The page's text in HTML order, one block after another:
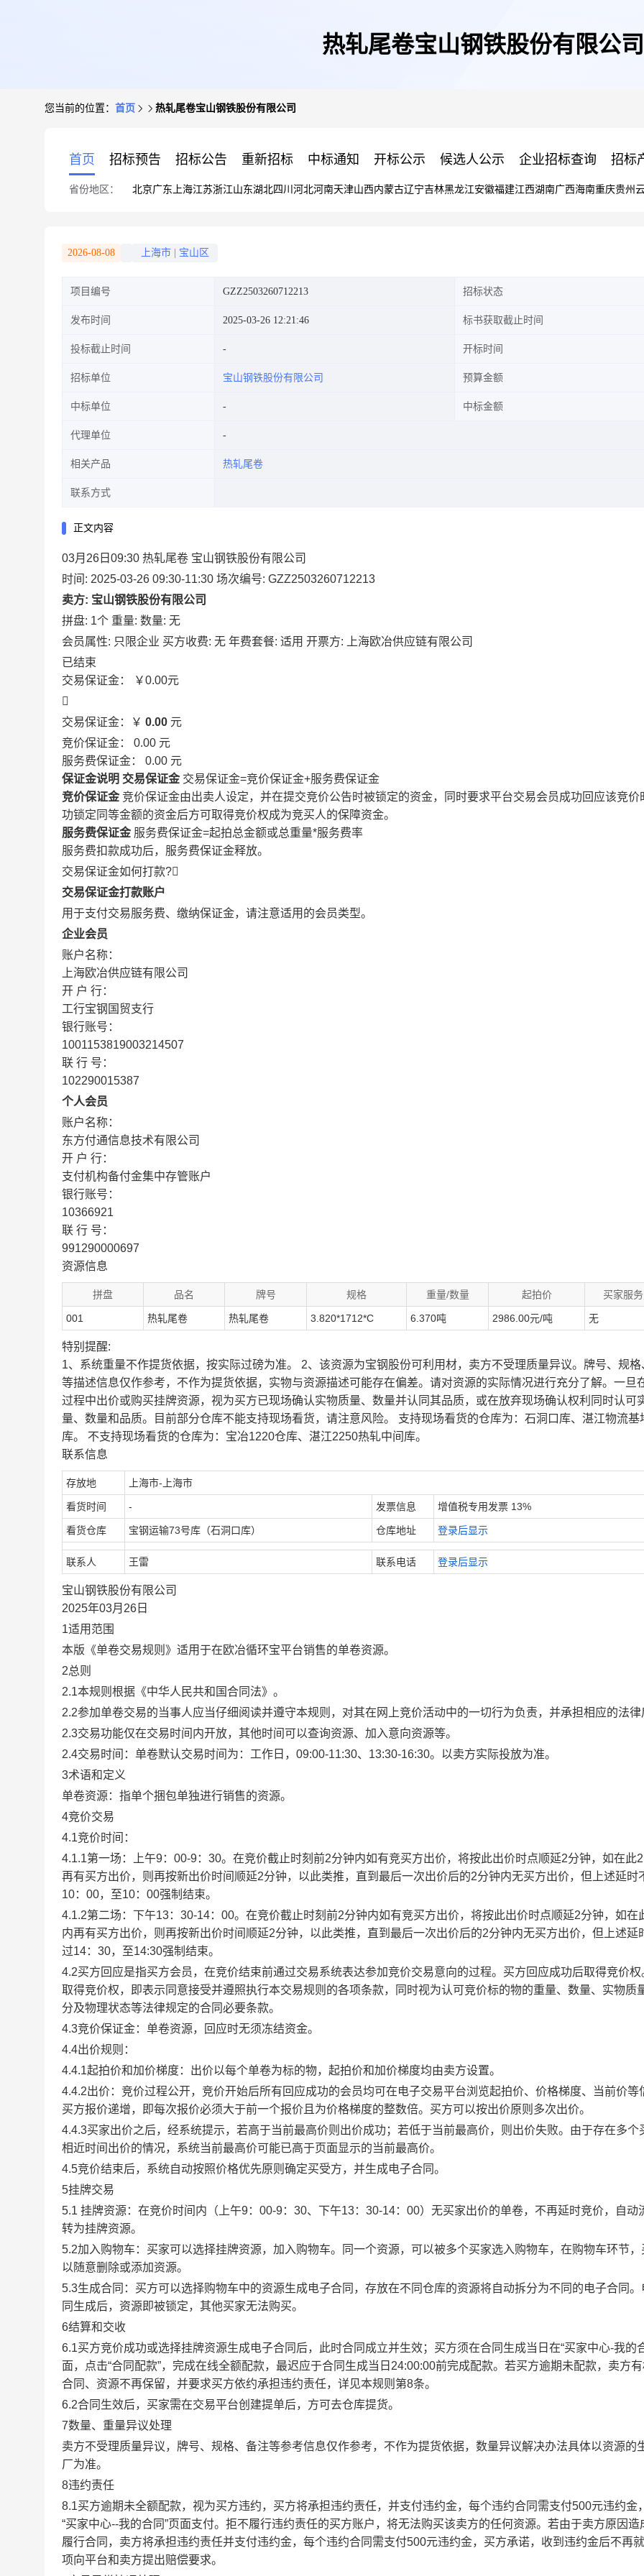
热轧尾卷宝山钢铁股份有限公司
您当前的位置： 首页 热轧尾卷宝山钢铁股份有限公司
首页 招标预告 招标公告 重新招标 中标通知 开标公示 候选人公示 企业招标查询 招标
省份地区： 北京广东 上海江苏浙江山东湖北四川 河北河南天津山西内蒙古辽宁吉林黑龙江安徽福建江西湖南广西海南重庆贵州
2026-08-08 上海市 宝山区
项目编号 GZZ2503260712213 招标状态
发布时间 2025-03-26 12:21:46 标书获取截止时间
投标截止时间 开标时间
招标单位 宝山钢铁股份有限公司 预算金额
中标单位 中标金额
代理单位
相关产品 热轧尾卷
联系方式
正文内容
03月26日09:30 热轧尾卷 宝山钢铁股份有限公司
时间: 2025-03-26 09:30-11:30 场次编号: GZZ2503260712213
卖方: 宝山钢铁股份有限公司
拼盘: 1个 重量: 数量: 无
会员属性: 只限企业 买方收费: 无 年费套餐: 适用 开票方: 上海欧冶供应链有限公司
已结束
交易保证金：
￥0.00元

交易保证金：￥ 0.00 元
竞价保证金： 0.00 元
服务费保证金： 0.00 元
保证金说明 交易保证金 交易保证金=竞价保证金+服务费保证金
竞价保证金 竞价保证金由出卖人设定，并在提交竞价公告时被锁定的资金，同时要求平台交易会员成功回应该竞价
功锁定同等金额的资金后方可取得竞价权成为竞买人的保障资金。
服务费保证金 服务费保证金=起拍总金额或总重量*服务费率
服务费扣款成功后，服务费保证金释放。
交易保证金如何打款?
交易保证金打款账户
用于支付交易服务费、缴纳保证金，请注意适用的会员类型。
企业会员
账户名称：
上海欧冶供应链有限公司
开 户 行：
工行宝钢国贸支行
银行账号：
1001153819003214507
联 行 号：
102290015387
个人会员
账户名称：
东方付通信息技术有限公司
开 户 行：
支付机构备付金集中存管账户
银行账号：
10366921
联 行 号：
991290000697
资源信息
拼盘 品名 牌号 规格 重量/数量 起拍价 买家服
001 热轧尾卷 热轧尾卷 3.820*1712*C 6.370吨 2986.00元/吨 无
特别提醒:
1、系统重量不作提货依据，按实际过磅为准。 2、该资源为宝钢股份可利用材，卖方不受理质量异议。牌号、规格
等描述信息仅作参考，不作为提货依据，实物与资源描述可能存在偏差。请对资源的实际情况进行充分了解。一旦
过程中出价或购买挂牌资源，视为买方已现场确认实物质量、数量并认同其品质，或在放弃现场确认权利同时认可
量、数量和品质。目前部分仓库不能支持现场看货，请注意风险。 支持现场看货的仓库为：石洞口库、湛江物流基
库。 不支持现场看货的仓库为：宝冶1220仓库、湛江2250热轧中间库。
联系信息
存放地 上海市-上海市
看货时间 - 发票信息 增值税专用发票 13%
看货仓库 宝钢运输73号库（石洞口库） 仓库地址 登录后显示
联系人 王雷 联系电话 登录后显示
宝山钢铁股份有限公司
2025年03月26日
1适用范围
本版《单卷交易规则》适用于在欧冶循环宝平台销售的单卷资源。
2总则
2.1本规则根据《中华人民共和国合同法》。
2.2参加单卷交易的当事人应当仔细阅读并遵守本规则，对其在网上竞价活动中的一切行为负责，并承担相应的法律
2.3交易功能仅在交易时间内开放，其他时间可以查询资源、加入意向资源等。
2.4交易时间：单卷默认交易时间为：工作日，09:00-11:30、13:30-16:30。以卖方实际投放为准。
3术语和定义
单卷资源：指单个捆包单独进行销售的资源。
4竞价交易
4.1竞价时间：
4.1.1第一场：上午9：00-9：30。在竞价截止时刻前2分钟内如有竞买方出价，将按此出价时点顺延2分钟，如在此
再有买方出价，则再按新出价时间顺延2分钟，以此类推，直到最后一次出价后的2分钟内无买方出价，但上述延时
10：00，至10：00强制结束。
4.1.2第二场：下午13：30-14：00。在竞价截止时刻前2分钟内如有竞买方出价，将按此出价时点顺延2分钟，如在
内再有买方出价，则再按新出价时间顺延2分钟，以此类推，直到最后一次出价后的2分钟内无买方出价，但上述延
过14：30，至14:30强制结束。
4.2买方回应是指买方会员，在竞价结束前通过交易系统表达参加竞价交易意向的过程。买方回应成功后取得竞价权
取得竞价权，即表示同意接受并遵照执行本交易规则的各项条款，同时视为认可竞价标的物的重量、数量、实物质
分及物理状态等法律规定的合同必要条款。
4.3竞价保证金：单卷资源，回应时无须冻结资金。
4.4出价规则：
4.4.1起拍价和加价梯度：出价以每个单卷为标的物，起拍价和加价梯度均由卖方设置。
4.4.2出价：竞价过程公开，竞价开始后所有回应成功的会员均可在电子交易平台浏览起拍价、价格梯度、当前价等
买方报价递增，即每次报价必须大于前一个报价且为价格梯度的整数倍。买方可以按出价原则多次出价。
4.4.3买家出价之后，经系统提示，若高于当前最高价则出价成功；若低于当前最高价，则出价失败。由于存在多个
相近时间出价的情况，系统当前最高价可能已高于页面显示的当前最高价。
4.5竞价结束后，系统自动按照价格优先原则确定买受方，并生成电子合同。
5挂牌交易
5.1 挂牌资源：在竞价时间内（上午9：00-9：30、下午13：30-14：00）无买家出价的单卷，不再延时竞价，自动
转为挂牌资源。
5.2加入购物车：买家可以选择挂牌资源，加入购物车。同一个资源，可以被多个买家选入购物车，在购物车环节，
以随意删除或添加资源。
5.3生成合同：买方可以选择购物车中的资源生成电子合同，存放在不同仓库的资源将自动拆分为不同的电子合同。
同生成后，资源即被锁定，其他买家无法购买。
6结算和交收
6.1买方竞价成功或选择挂牌资源生成电子合同后，此时合同成立并生效；买方须在合同生成当日在“买家中心-我的
面，点击“合同配款”，完成在线全额配款，最迟应于合同生成当日24:00:00前完成配款。若买方逾期未配款，卖方
合同、资源不再保留，并要求买方依约承担违约责任，详见本规则第8条。
6.2合同生效后，买家需在交易平台创建提单后，方可去仓库提货。
7数量、重量异议处理
卖方不受理质量异议，牌号、规格、备注等参考信息仅作参考，不作为提货依据，数量异议解决办法具体以资源的
厂为准。
8违约责任
8.1买方逾期未全额配款，视为买方违约，买方将承担违约责任，并支付违约金，每个违约合同需支付500元违约金
“买家中心--我的合同”页面支付。拒不履行违约责任的买方账户，将无法购买该卖方的任何资源。若由于卖方原因造
履行合同，卖方将承担违约责任并支付违约金，每个违约合同需支付500元违约金，买方承诺，收到违约金后不再
项向平台和卖方提出赔偿要求。